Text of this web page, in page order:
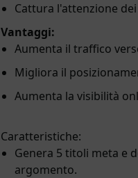
Cattura l'attenzione
Vantaggi:
Aumenta il traffico
Migliora il
Aumenta la visibilità
Caratteristiche:
Genera 5 titoli meta e
argomento.